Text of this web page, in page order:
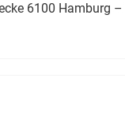
6100 Hamburg –